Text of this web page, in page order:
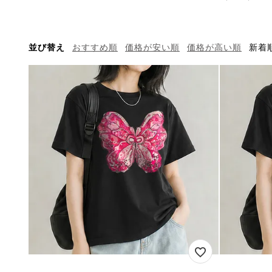
並び替え おすすめ順 価格が安い順 価格が高い順 新着